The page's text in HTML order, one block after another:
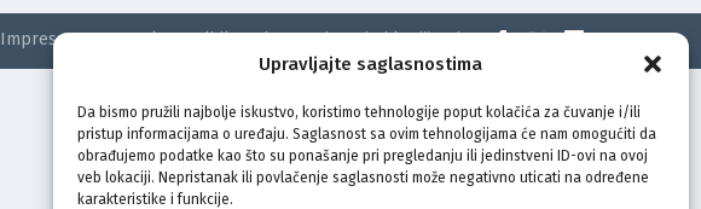
Upravljajte saglasnostima
Da bismo pružili najbolje iskustvo, koristimo tehnologije poput kolačića za čuvanje i/ili
pristup informacijama o uređaju. Saglasnost sa ovim tehnologijama će nam omogućiti da
obrađujemo podatke kao što su ponašanje pri pregledanju ili jedinstveni ID-ovi na ovoj
veb lokaciji. Nepristanak ili povlačenje saglasnosti može negativno uticati na određene
karakteristike i funkcije.
Impressum Kontakt Politika privatnosti Uvjeti korištenja